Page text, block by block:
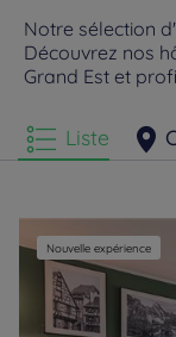
Hôtels
Hôtels Illzach
Hôtels
Hôtels Lutterbach
Notre sélection
Découvrez nos
Grand Est et
Liste
Nouvelle expérience